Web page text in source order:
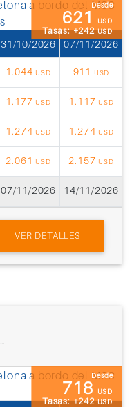
Desde
621 USD
Tasas: +242USD
31/10/2026 07/11/2026
1.044 USD 911 USD
1.177 USD 1.117 USD
1.274 USD 1.274 USD
2.061 USD 2.157 USD
07/11/2026 14/11/2026
VER DETALLES
Desde
718 USD
Tasas: +242USD